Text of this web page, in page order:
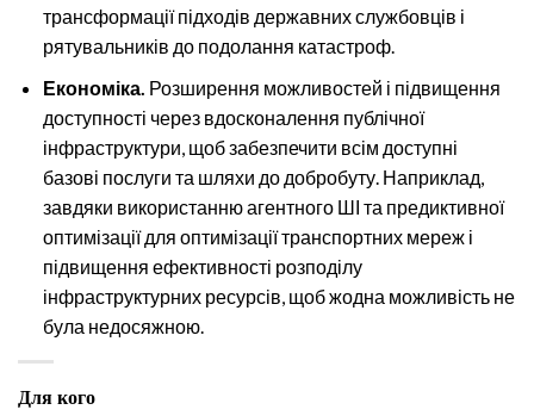
трансформації підходів державних службовців і
рятувальників до подолання катастроф.
Економіка. Розширення можливостей і підвищення
доступності через вдосконалення публічної
інфраструктури, щоб забезпечити всім доступні
базові послуги та шляхи до добробуту. Наприклад,
завдяки використанню агентного ШІ та предиктивної
оптимізації для оптимізації транспортних мереж і
підвищення ефективності розподілу
інфраструктурних ресурсів, щоб жодна можливість не
була недосяжною.
Для кого